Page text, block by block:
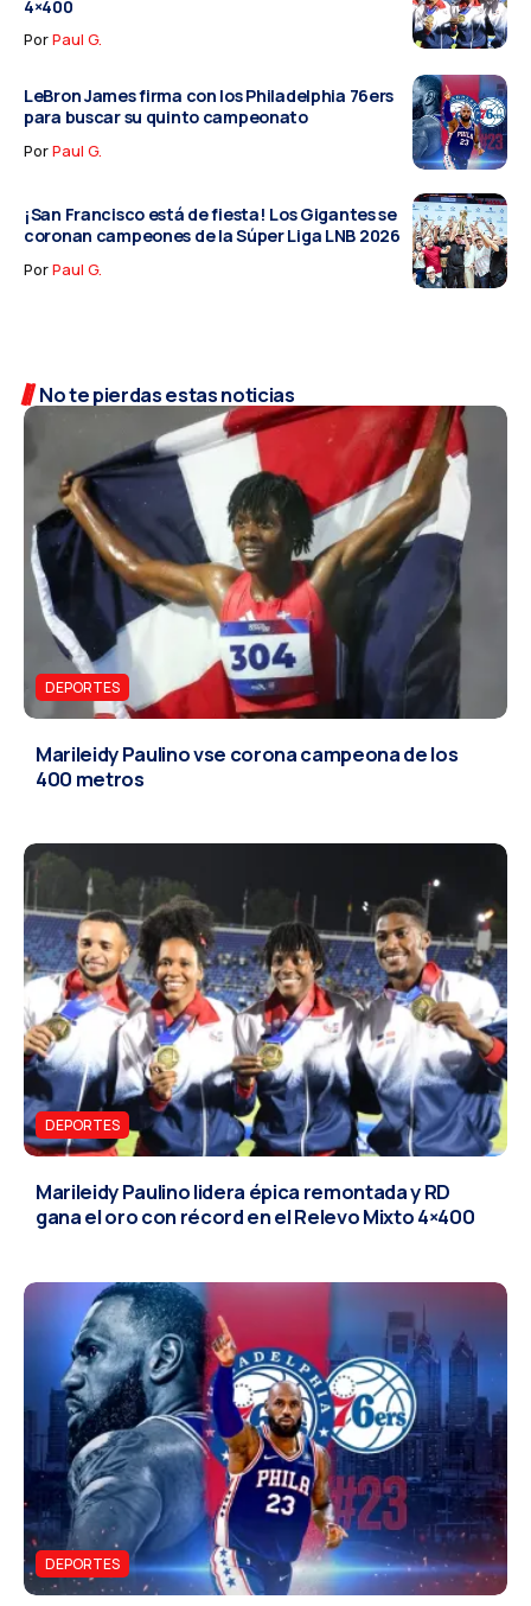
4×400
PorPaul G.
LeBron James firma con los Philadelphia 76ers
para buscar su quinto campeonato
PorPaul G.
¡San Francisco está de fiesta! Los Gigantes se
coronan campeones de la Súper Liga LNB 2026
PorPaul G.
No te pierdas estas noticias
DEPORTES
Marileidy Paulino vse corona campeona de los
400 metros
DEPORTES
Marileidy Paulino lidera épica remontada y RD
gana el oro con récord en el Relevo Mixto 4×400
DEPORTES